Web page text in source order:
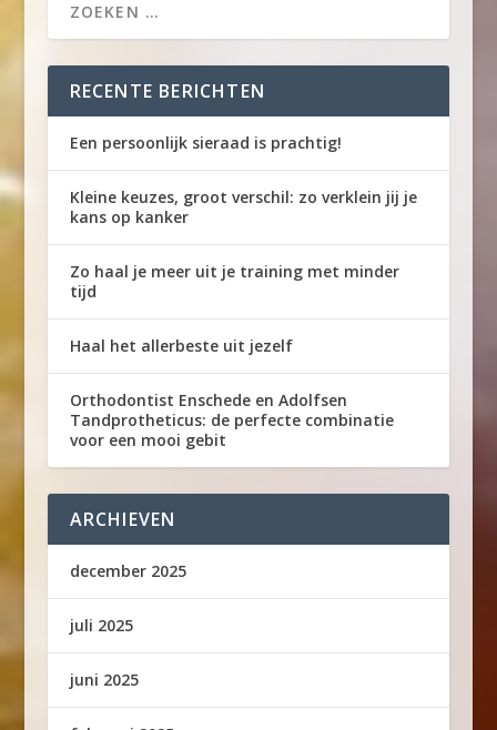
RECENTE BERICHTEN
Een persoonlijk sieraad is prachtig!
Kleine keuzes, groot verschil: zo verklein jij je
kans op kanker
Zo haal je meer uit je training met minder
tijd
Haal het allerbeste uit jezelf
Orthodontist Enschede en Adolfsen
Tandprotheticus: de perfecte combinatie
voor een mooi gebit
ARCHIEVEN
december 2025
juli 2025
juni 2025